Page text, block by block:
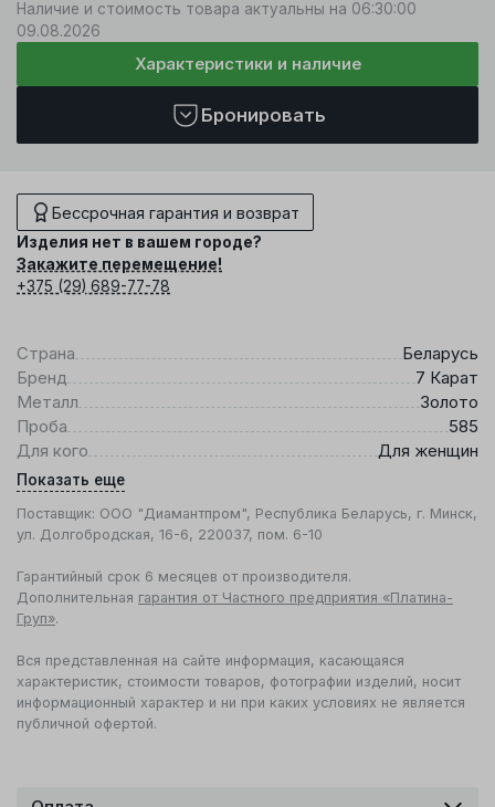
Наличие и стоимость товара актуальны на 06:30:00
09.08.2026
Характеристики и наличие
Бронировать
Бессрочная гарантия и возврат
Изделия нет в вашем городе?
Закажите перемещение!
+375 (29) 689-77-78
Страна
Беларусь
Бренд
7 Карат
Металл
Золото
Проба
585
Для кого
Для женщин
Показать еще
Поставщик: ООО "Диамантпром", Республика Беларусь, г. Минск,
ул. Долгобродская, 16-6, 220037, пом. 6-10
Гарантийный срок 6 месяцев от производителя.
Дополнительная гарантия от Частного предприятия «Платина-
Груп».
Вся представленная на сайте информация, касающаяся
характеристик, стоимости товаров, фотографии изделий, носит
информационный характер и ни при каких условиях не является
публичной офертой.